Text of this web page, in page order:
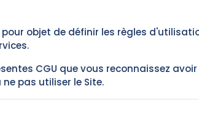
objet de définir les règles
CGU que vous reconnaissez
pas utiliser le Site.